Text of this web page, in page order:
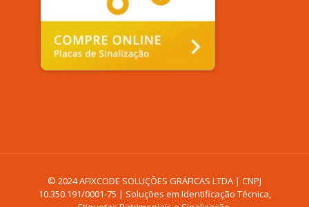
© 2024 AFIXCODE SOLUÇÕES GRÁFICAS LTDA | CNPJ
10.350.191/0001-75 | Soluções em Identificação Técnica,